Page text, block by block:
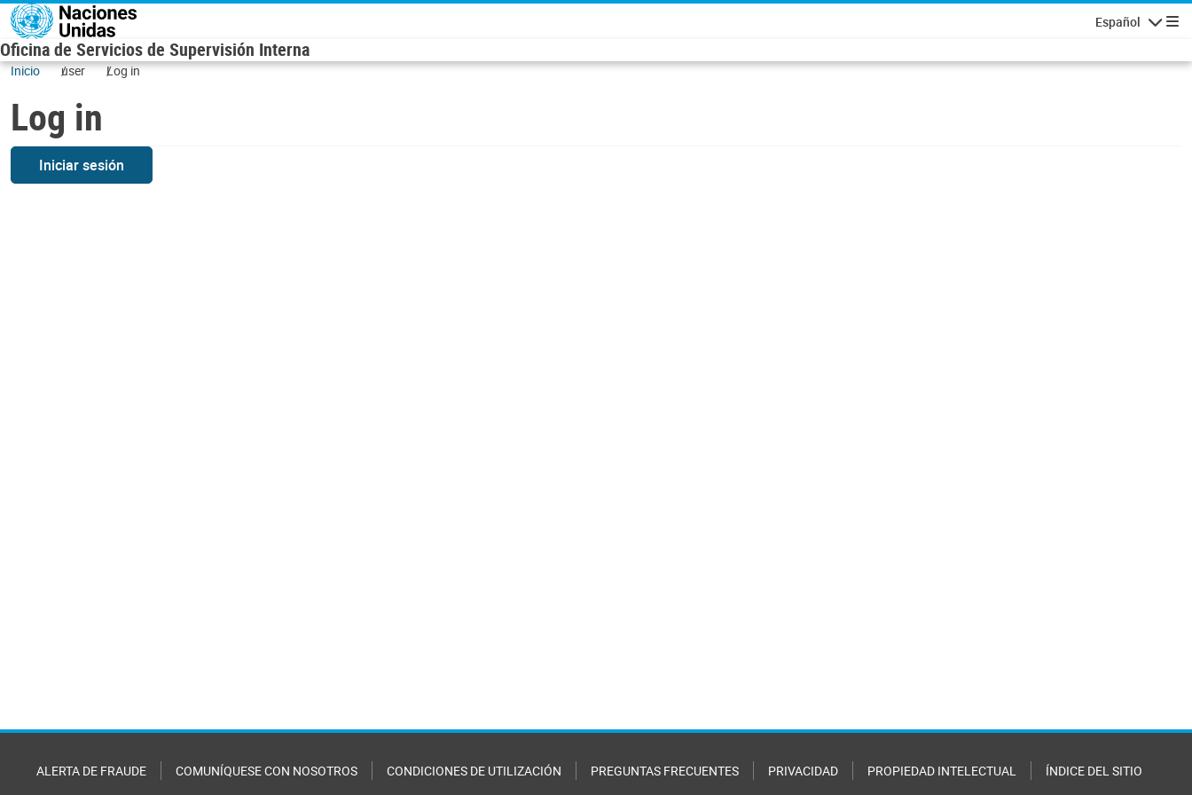
Skip to main content
Español
Oficina de Servicios de Supervisión Interna
Inicio user Log in
Log in
Iniciar sesión
ALERTA DE FRAUDE COMUNÍQUESE CON NOSOTROS CONDICIONES DE UTILIZACIÓN PREGUNTAS FRECUENTES PRIVACIDAD PROPIEDAD INTELECTUAL ÍNDICE DEL SITIO